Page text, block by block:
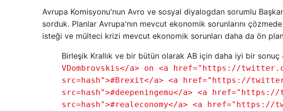
Avrupa Komisyonu'nun Avro ve sosyal diyalogdan sorumlu
sorduk. Planlar Avrupa'nın mevcut ekonomik sorunlarını
isteği ve mülteci krizi mevcut ekonomik sorunları daha da ön
Birleşik Krallık ve bir bütün olarak AB için daha iyi bir
VDombrovskis</a> on <a href="https://
src=hash">#Brexit</a> <a href="https://
src=hash">#deepeningemu</a> <a
src=hash">#realeconomy</a> <a href="https://